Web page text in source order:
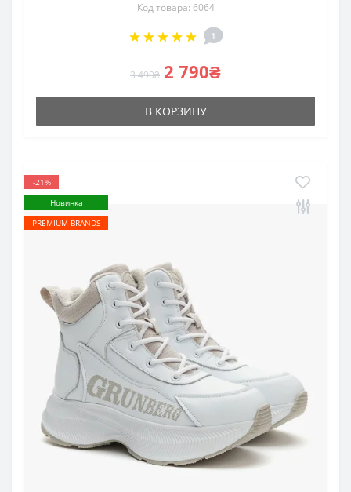
Код товара: 6064
1
3 490₴ 2 790₴
В КОРЗИНУ
-21%
Новинка
PREMIUM BRANDS